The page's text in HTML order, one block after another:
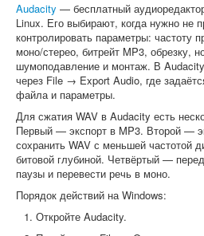
Audacity — бесплатный
Linux. Его выбирают, когда нужно не
контролировать параметры: частоту
моно/стерео, битрейт MP3, обрезку,
шумоподавление и монтаж. В
через File → Export Audio, где
файла и параметры.
Для сжатия WAV в Audacity есть
Первый — экспорт в MP3. Второй —
сохранить WAV с меньшей частотой
битовой глубиной. Четвёртый —
паузы и перевести речь в моно.
Порядок действий на Windows:
Откройте Audacity.